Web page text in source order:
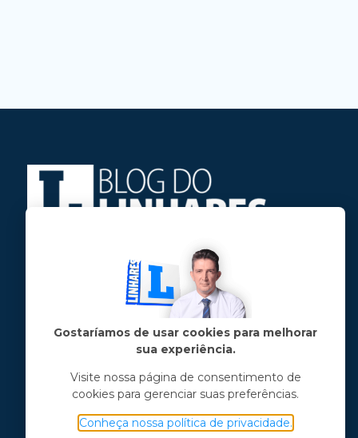
Jose Linhares Jr é maranhense.
Formado em Jornalismo, estudou filosofia
e tem pós-graduações em ciência política
e marketing político.
Menu principal
Notícias
Opinião
Gostaríamos de usar cookies para melhorar
sua experiência.
Visite nossa página de consentimento de
cookies para gerenciar suas preferências.
Conheça nossa política de privacidade.